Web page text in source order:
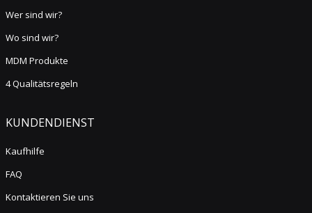
Wer sind wir?
Wo sind wir?
MDM Produkte
4 Qualitätsregeln
KUNDENDIENST
Kaufhilfe
FAQ
Kontaktieren Sie uns